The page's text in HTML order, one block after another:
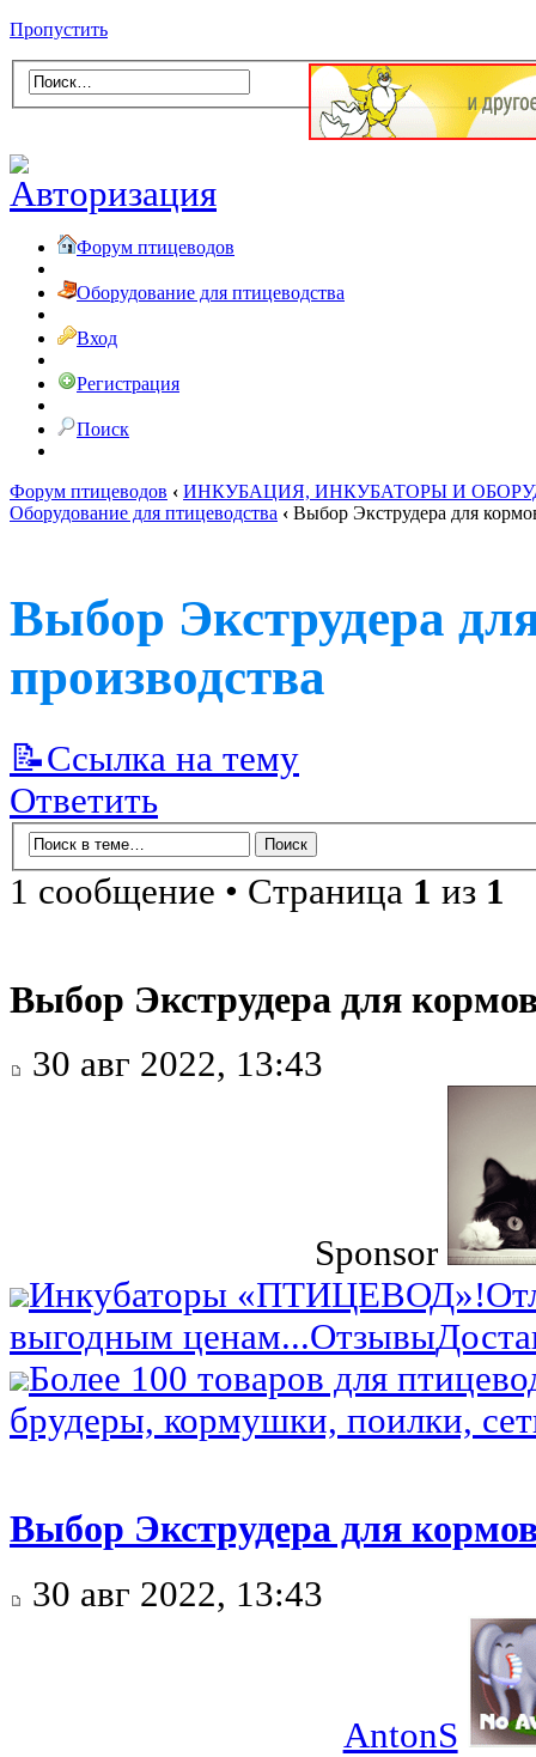
Пропустить
Форум птицеводов
Оборудование для птицеводства
Вход
Регистрация
Поиск
Форум птицеводов ‹ ИНКУБАЦИЯ, ИНКУБАТОРЫ И
Оборудование для птицеводства ‹ Выбор Экструдера для
Выбор Экструдера
производства
📝Ссылка на тему
Ответить
1 сообщение • Страница 1 из 1
Выбор Экструдера для
30 авг 2022, 13:43
Sponsor
Инкубаторы «ПТИЦЕВОД»!
выгодным ценам...Отзывы
Более 100 товаров для
брудеры, кормушки, поилки,
Выбор Экструдера для
30 авг 2022, 13:43
AntonS